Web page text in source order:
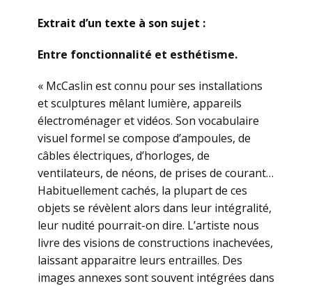
Extrait d’un texte à son sujet :
Entre fonctionnalité et esthétisme.
« McCaslin est connu pour ses installations
et sculptures mêlant lumière, appareils
électroménager et vidéos. Son vocabulaire
visuel formel se compose d’ampoules, de
câbles électriques, d’horloges, de
ventilateurs, de néons, de prises de courant…
Habituellement cachés, la plupart de ces
objets se révèlent alors dans leur intégralité,
leur nudité pourrait-on dire. L’artiste nous
livre des visions de constructions inachevées,
laissant apparaitre leurs entrailles. Des
images annexes sont souvent intégrées dans